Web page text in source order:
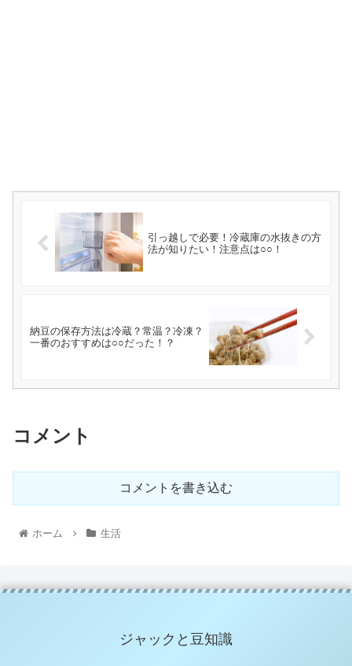
引っ越しで必要！冷蔵庫の水抜きの方
法が知りたい！注意点は○○！
納豆の保存方法は冷蔵？常温？冷凍？
一番のおすすめは○○だった！？
コメント
コメントを書き込む
ホーム 生活
ジャックと豆知識